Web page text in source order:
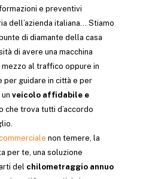
e preventivi
dell’azienda italiana… Stiamo
di diamante della casa
di avere una macchina
al traffico oppure in
per guidare in città e per
veicolo affidabile e
che trova tutti d’accordo
non temere, la
per te, una soluzione
del chilometraggio annuo